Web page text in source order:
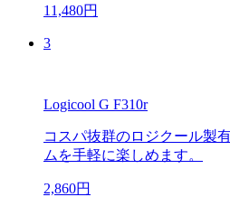
11,480円
3
Logicool G F310r
コスパ抜群のロジクール製
ムを手軽に楽しめます。
2,860円